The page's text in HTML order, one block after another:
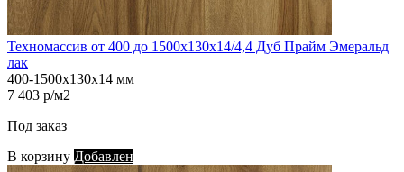
Техномассив от 400 до 1500х130х14/4,4 Дуб Прайм Эмеральд
лак
400-1500х130х14 мм
7 403 р/м2
Под заказ
В корзину Добавлен